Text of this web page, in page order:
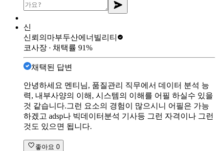
신
신뢰의마부두산에너빌리티
코사장 ∙ 채택률 91%
채택된 답변
안녕하세요 멘티님, 품질관리 직무에서 데이터 분석 능
력, 내부사양의 이해, 시스템의 이해를 어필 하실수 있을
것 같습니다.그런 요소의 경험이 많으시니 어필은 가능
하겠고 adsp나 빅데이터분석 기사등 그런 자격이나 그런
것도 있으면 됩니다.
좋아요 0